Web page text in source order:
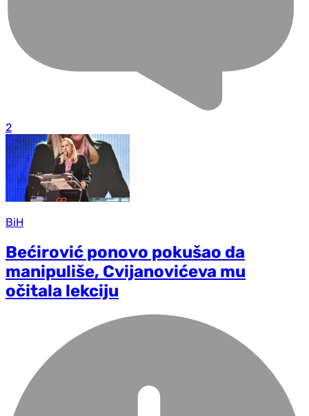
2
BiH
Bećirović ponovo pokušao da
manipuliše, Cvijanovićeva mu
očitala lekciju